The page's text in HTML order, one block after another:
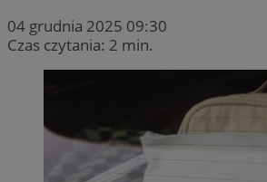
04 grudnia 2025 09:30
Czas czytania: 2 min.